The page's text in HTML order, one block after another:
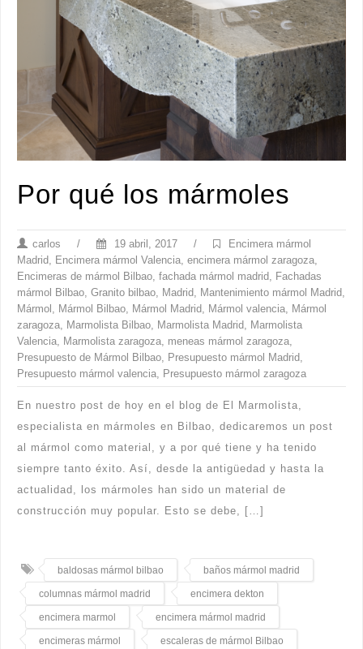
Por qué los mármoles
carlos / 19 abril, 2017 /
Encimera mármol
Madrid
Encimera mármol Valencia encimera mármol zaragoza
Encimeras de mármol Bilbao fachada mármol madrid
Fachadas
mármol Bilbao Granito bilbao Madrid Mantenimiento mármol Madrid
Mármol
Mármol Bilbao Mármol Madrid Mármol valencia
Mármol
zaragoza
Marmolista Bilbao Marmolista Madrid
Marmolista
Valencia
Marmolista zaragoza meneas mármol zaragoza
Presupuesto de Mármol Bilbao
Presupuesto mármol Madrid
Presupuesto mármol valencia
Presupuesto mármol zaragoza
En nuestro post de hoy en el blog de El Marmolista,
especialista en mármoles en Bilbao, dedicaremos un post
al mármol como material, y a por qué tiene y ha tenido
siempre tanto éxito. Así, desde la antigüedad y hasta la
actualidad, los mármoles han sido un material de
construcción muy popular. Esto se debe, […]
baldosas mármol bilbao baños mármol madrid
columnas mármol madrid encimera dekton
encimera marmol encimera mármol madrid
encimeras mármol escaleras de mármol Bilbao